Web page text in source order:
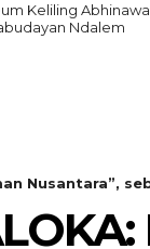
Keliling Abhinawa
Ndalem